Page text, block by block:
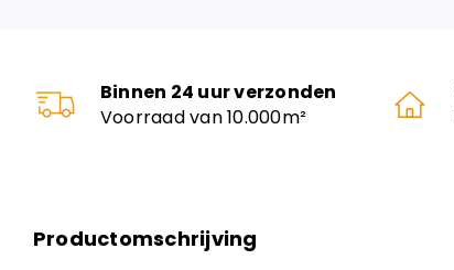
Binnen 24 uur verzonden
Voorraad van 10.000m²
Productomschrijving